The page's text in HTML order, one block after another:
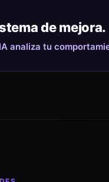
de mejora.
analiza tu